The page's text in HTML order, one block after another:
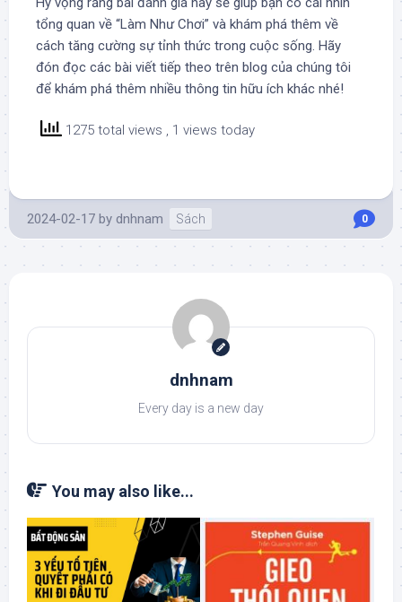
tổng quan về “Làm Như Chơi” và khám phá thêm về
cách tăng cường sự tỉnh thức trong cuộc sống. Hãy
đón đọc các bài viết tiếp theo trên blog của chúng tôi
để khám phá thêm nhiều thông tin hữu ích khác nhé!
1275 total views , 1 views today
2024-02-17 by dnhnam Sách 0
dnhnam
Every day is a new day
You may also like...